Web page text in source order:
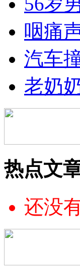
咽痛
汽车
老奶
热点文
还没